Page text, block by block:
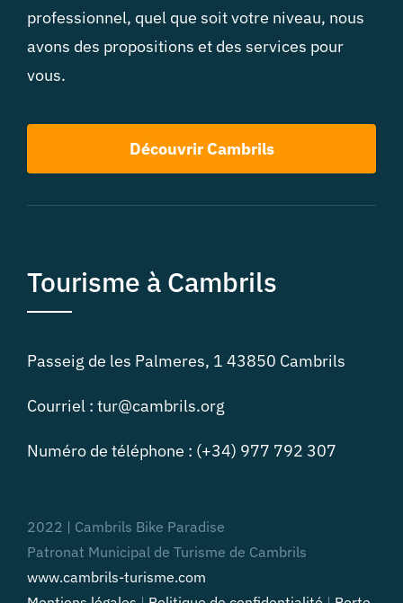
professionnel, quel que soit votre niveau, nous
avons des propositions et des services pour
vous.
Découvrir Cambrils
Tourisme à Cambrils
Passeig de les Palmeres, 1 43850 Cambrils
Courriel : tur@cambrils.org
Numéro de téléphone : (+34) 977 792 307
2022 | Cambrils Bike Paradise
Patronat Municipal de Turisme de Cambrils
www.cambrils-turisme.com